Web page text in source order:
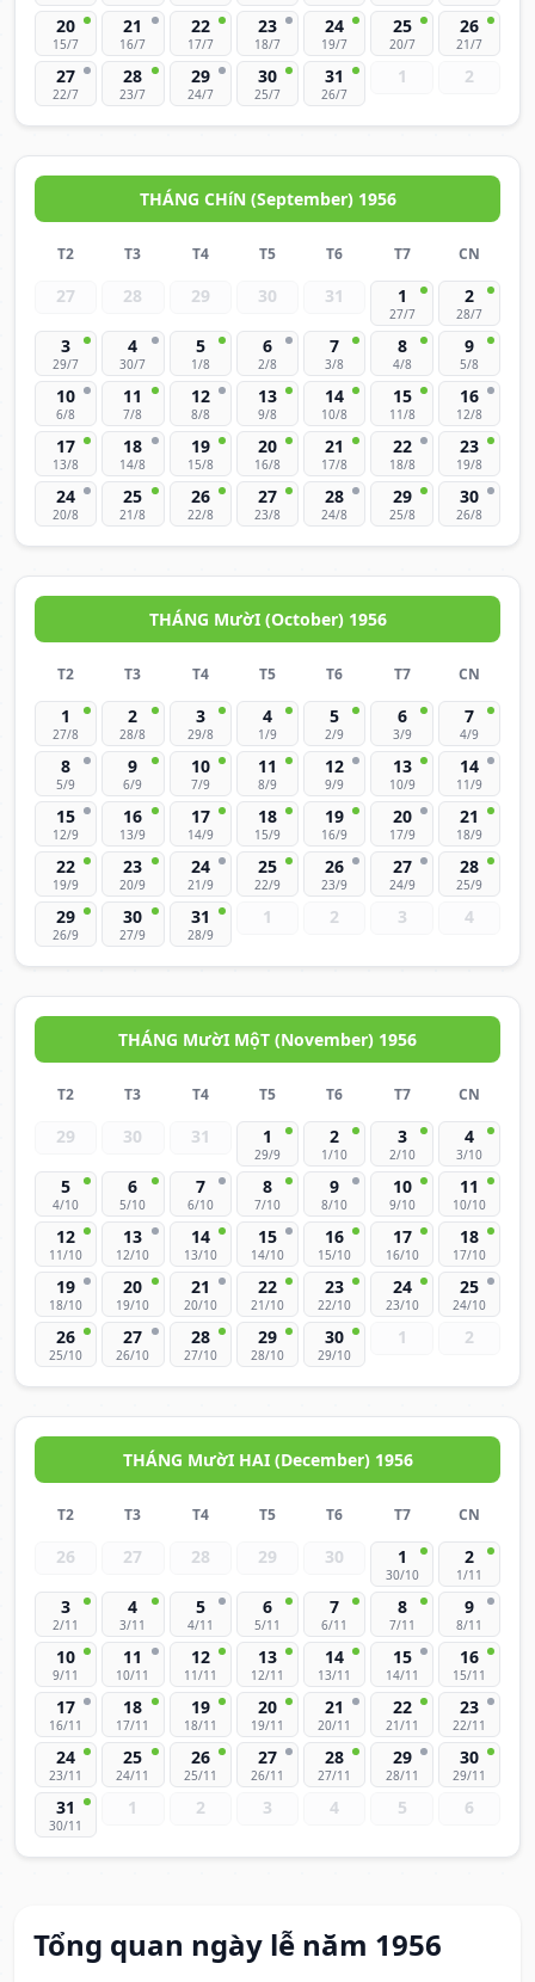
20
15/7
21
16/7
22
17/7
23
18/7
24
19/7
25
20/7
26
21/7
27
22/7
28
23/7
29
24/7
30
25/7
31
26/7
1 2
THÁNG CHíN (September) 1956
T2 T3 T4 T5 T6 T7 CN
27 28 29 30 31 1
27/7
2
28/7
3
29/7
4
30/7
5
1/8
6
2/8
7
3/8
8
4/8
9
5/8
10
6/8
11
7/8
12
8/8
13
9/8
14
10/8
15
11/8
16
12/8
17
13/8
18
14/8
19
15/8
20
16/8
21
17/8
22
18/8
23
19/8
24
20/8
25
21/8
26
22/8
27
23/8
28
24/8
29
25/8
30
26/8
THÁNG MườI (October) 1956
T2 T3 T4 T5 T6 T7 CN
1
27/8
2
28/8
3
29/8
4
1/9
5
2/9
6
3/9
7
4/9
8
5/9
9
6/9
10
7/9
11
8/9
12
9/9
13
10/9
14
11/9
15
12/9
16
13/9
17
14/9
18
15/9
19
16/9
20
17/9
21
18/9
22
19/9
23
20/9
24
21/9
25
22/9
26
23/9
27
24/9
28
25/9
29
26/9
30
27/9
31
28/9
1 2 3 4
THÁNG MườI MộT (November) 1956
T2 T3 T4 T5 T6 T7 CN
29 30 31 1
29/9
2
1/10
3
2/10
4
3/10
5
4/10
6
5/10
7
6/10
8
7/10
9
8/10
10
9/10
11
10/10
12
11/10
13
12/10
14
13/10
15
14/10
16
15/10
17
16/10
18
17/10
19
18/10
20
19/10
21
20/10
22
21/10
23
22/10
24
23/10
25
24/10
26
25/10
27
26/10
28
27/10
29
28/10
30
29/10
1 2
THÁNG MườI HAI (December) 1956
T2 T3 T4 T5 T6 T7 CN
26 27 28 29 30 1
30/10
2
1/11
3
2/11
4
3/11
5
4/11
6
5/11
7
6/11
8
7/11
9
8/11
10
9/11
11
10/11
12
11/11
13
12/11
14
13/11
15
14/11
16
15/11
17
16/11
18
17/11
19
18/11
20
19/11
21
20/11
22
21/11
23
22/11
24
23/11
25
24/11
26
25/11
27
26/11
28
27/11
29
28/11
30
29/11
31
30/11
1 2 3 4 5 6
Tổng quan ngày lễ năm 1956